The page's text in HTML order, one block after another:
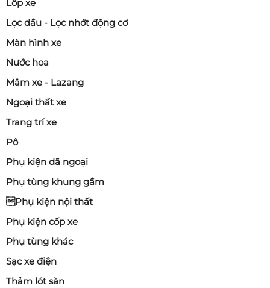
Lốp xe
Lọc dầu - Lọc nhớt động cơ
Màn hình xe
Nước hoa
Mâm xe - Lazang
Ngoại thất xe
Trang trí xe
Pô
Phụ kiện dã ngoại
Phụ tùng khung gầm
Phụ kiện nội thất
Phụ kiện cốp xe
Phụ tùng khác
Sạc xe điện
Thảm lót sàn